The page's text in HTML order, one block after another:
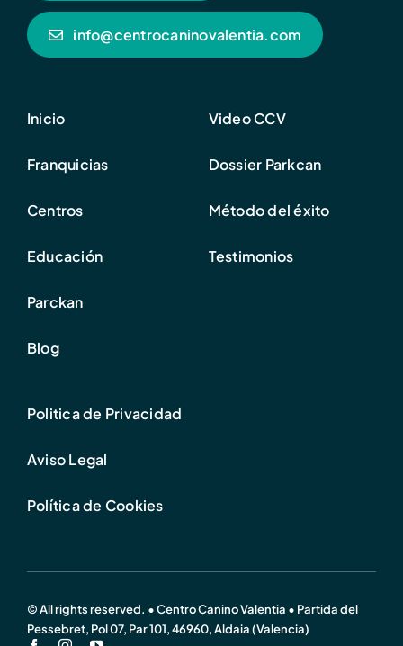
info@centrocaninovalentia.com
Inicio
Franquicias
Centros
Educación
Parckan
Blog
Video CCV
Dossier Parkcan
Método del éxito
Testimonios
Politica de Privacidad
Aviso Legal
Política de Cookies
© All rights reserved. • Centro Canino Valentia • Partida del
Pessebret, Pol 07, Par 101, 46960, Aldaia (Valencia)